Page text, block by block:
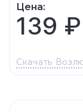
Цена:
139 ₽
Скачать